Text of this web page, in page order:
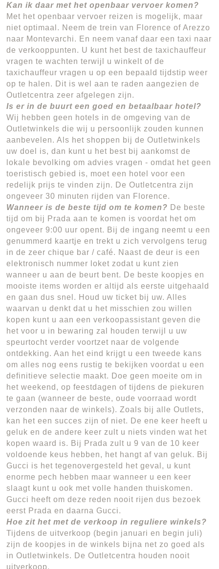
Kan ik daar met het openbaar vervoer komen?
Met het openbaar vervoer reizen is mogelijk, maar
niet optimaal. Neem de trein van Florence of Arezzo
naar Montevarchi. En neem vanaf daar een taxi naar
de verkooppunten. U kunt het best de taxichauffeur
vragen te wachten terwijl u winkelt of de
taxichauffeur vragen u op een bepaald tijdstip weer
op te halen. Dit is wel aan te raden aangezien de
Outletcentra zeer afgelegen zijn.
Is er in de buurt een goed en betaalbaar hotel?
Wij hebben geen hotels in de omgeving van de
Outletwinkels die wij u persoonlijk zouden kunnen
aanbevelen. Als het shoppen bij de Outletwinkels
uw doel is, dan kunt u het best bij aankomst de
lokale bevolking om advies vragen - omdat het geen
toeristisch gebied is, moet een hotel voor een
redelijk prijs te vinden zijn. De Outletcentra zijn
ongeveer 30 minuten rijden van Florence.
Wanneer is de beste tijd om te komen? De beste
tijd om bij Prada aan te komen is voordat het om
ongeveer 9:00 uur opent. Bij de ingang neemt u een
genummerd kaartje en trekt u zich vervolgens terug
in de zeer chique bar / café. Naast de deur is een
elektronisch nummer loket zodat u kunt zien
wanneer u aan de beurt bent. De beste koopjes en
mooiste items worden er altijd als eerste uitgehaald
en gaan dus snel. Houd uw ticket bij uw. Alles
waarvan u denkt dat u het misschien zou willen
kopen kunt u aan een verkoopassistant geven die
het voor u in bewaring zal houden terwijl u uw
speurtocht verder voortzet naar de volgende
ontdekking. Aan het eind krijgt u een tweede kans
om alles nog eens rustig te bekijken voordat u een
definitieve selectie maakt. Doe geen moeite om in
het weekend, op feestdagen of tijdens de piekuren
te gaan (wanneer de beste, oude voorraad wordt
verzonden naar de winkels). Zoals bij alle Outlets,
kan het een succes zijn of niet. De ene keer heeft u
geluk en de andere keer zult u niets vinden wat het
kopen waard is. Bij Prada zult u 9 van de 10 keer
voldoende keus hebben, het hangt af van geluk. Bij
Gucci is het tegenovergesteld het geval, u kunt
enorme pech hebben maar wanneer u een keer
slaagt kunt u ook met volle handen thuiskomen.
Gucci heeft om deze reden nooit rijen dus bezoek
eerst Prada en daarna Gucci.
Hoe zit het met de verkoop in reguliere winkels?
Tijdens de uitverkoop (begin januari en begin juli)
zijn de koopjes in de winkels bijna net zo goed als
in Outletwinkels. De Outletcentra houden nooit
uitverkoop.